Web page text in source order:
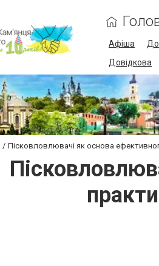
Афіша
Довідкова
Пісковловлювачі як основа